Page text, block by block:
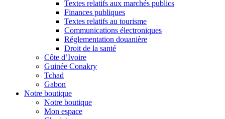
Textes relatifs aux marchés publics
Finances publiques
Textes relatifs au tourisme
Communications électroniques
Réglementation douanière
Droit de la santé
Côte d’Ivoire
Guinée Conakry
Tchad
Gabon
Notre boutique
Notre boutique
Mon espace